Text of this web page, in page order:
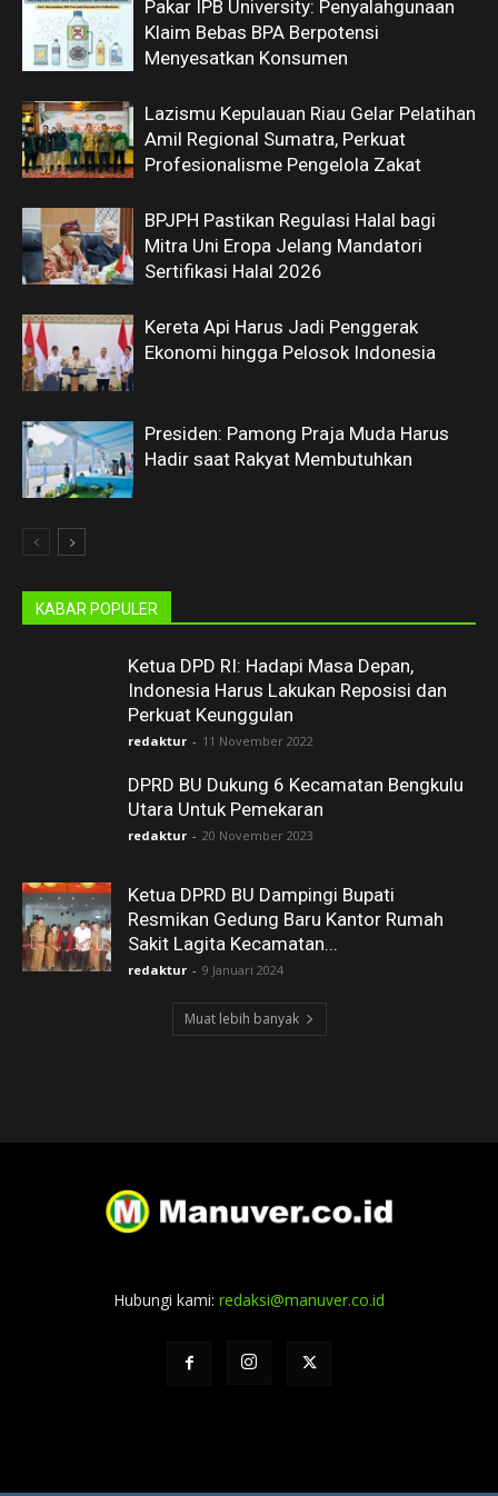
Pakar IPB University: Penyalahgunaan
Klaim Bebas BPA Berpotensi
Menyesatkan Konsumen
Lazismu Kepulauan Riau Gelar Pelatihan
Amil Regional Sumatra, Perkuat
Profesionalisme Pengelola Zakat
BPJPH Pastikan Regulasi Halal bagi
Mitra Uni Eropa Jelang Mandatori
Sertifikasi Halal 2026
Kereta Api Harus Jadi Penggerak
Ekonomi hingga Pelosok Indonesia
Presiden: Pamong Praja Muda Harus
Hadir saat Rakyat Membutuhkan
KABAR POPULER
Ketua DPD RI: Hadapi Masa Depan,
Indonesia Harus Lakukan Reposisi dan
Perkuat Keunggulan
redaktur - 11 November 2022
DPRD BU Dukung 6 Kecamatan Bengkulu
Utara Untuk Pemekaran
redaktur - 20 November 2023
Ketua DPRD BU Dampingi Bupati
Resmikan Gedung Baru Kantor Rumah
Sakit Lagita Kecamatan...
redaktur - 9 Januari 2024
Muat lebih banyak
Hubungi kami: redaksi@manuver.co.id